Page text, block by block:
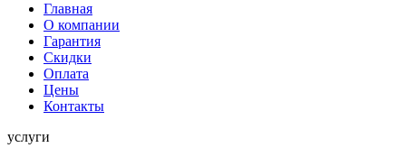
Главная
О компании
Гарантия
Скидки
Оплата
Цены
Контакты
услуги